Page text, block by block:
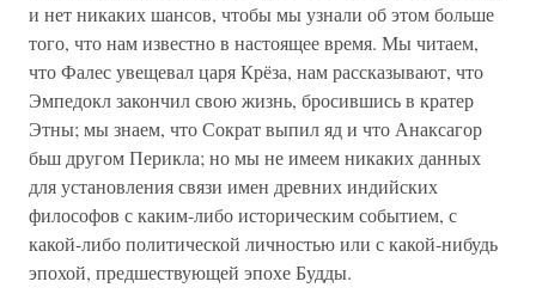
и нет никаких шансов, чтобы мы узнали об этом больше
того, что нам известно в настоящее время. Мы читаем,
что Фалес увещевал царя Крёза, нам рассказывают, что
Эмпедокл закончил свою жизнь, бросившись в кратер
Этны; мы знаем, что Сократ выпил яд и что Анаксагор
бьш другом Перикла; но мы не имеем никаких данных
для установления связи имен древних индийских
философов с каким-либо историческим событием, с
какой-либо политической личностью или с какой-нибудь
эпохой, предшествующей эпохе Будды.